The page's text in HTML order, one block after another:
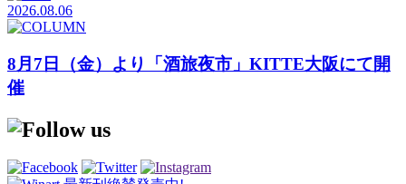
2026.08.06
8月7日（金）より「酒旅夜市」KITTE大阪にて開
催